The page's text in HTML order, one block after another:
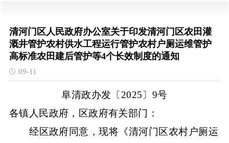
清河门区人民政府办公室关于印发清河门区农田灌
溉井管护农村供水工程运行管护农村户厕运维管护
高标准农田建后管护等4个长效制度的通知
09-11
阜清政办发〔 2025 〕 9号
各镇 人民政府， 区政府有关部门：
经 区政府同意，现将《清河门区农村户厕运